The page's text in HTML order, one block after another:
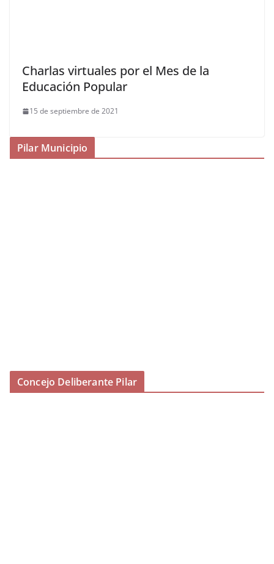
Charlas virtuales por el Mes de la
Educación Popular
15 de septiembre de 2021
Pilar Municipio
Concejo Deliberante Pilar